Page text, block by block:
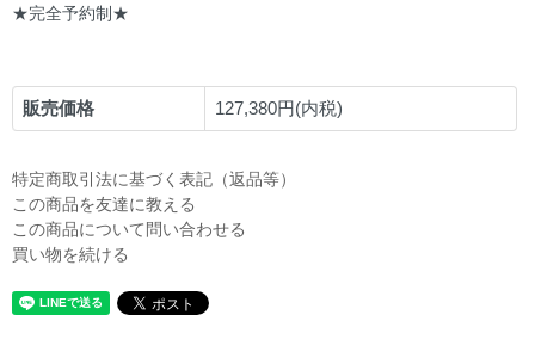
★完全予約制★
販売価格 127,380円(内税)
特定商取引法に基づく表記（返品等）
この商品を友達に教える
この商品について問い合わせる
買い物を続ける